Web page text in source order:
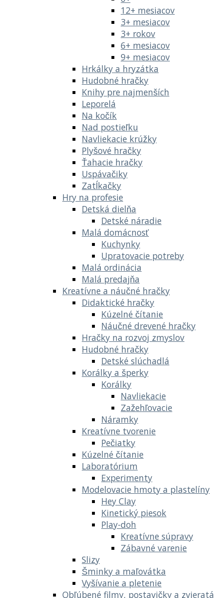
12+ mesiacov
3+ mesiacov
3+ rokov
6+ mesiacov
9+ mesiacov
Hrkálky a hryzátka
Hudobné hračky
Knihy pre najmenších
Leporelá
Na kočík
Nad postieľku
Navliekacie krúžky
Plyšové hračky
Ťahacie hračky
Uspávačiky
Zatĺkačky
Hry na profesie
Detská dielňa
Detské náradie
Malá domácnosť
Kuchynky
Upratovacie potreby
Malá ordinácia
Malá predajňa
Kreatívne a náučné hračky
Didaktické hračky
Kúzelné čítanie
Náučné drevené hračky
Hračky na rozvoj zmyslov
Hudobné hračky
Detské slúchadlá
Korálky a šperky
Korálky
Navliekacie
Zažehľovacie
Náramky
Kreatívne tvorenie
Pečiatky
Kúzelné čítanie
Laboratórium
Experimenty
Modelovacie hmoty a plastelíny
Hey Clay
Kinetický piesok
Play-doh
Kreatívne súpravy
Zábavné varenie
Slizy
Šminky a maľovátka
Vyšívanie a pletenie
Obľúbené filmy, postavičky a zvieratá